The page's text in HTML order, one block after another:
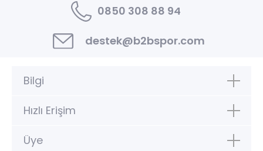
0850 308 88 94
destek@b2bspor.com
Bilgi
Hızlı Erişim
Üye